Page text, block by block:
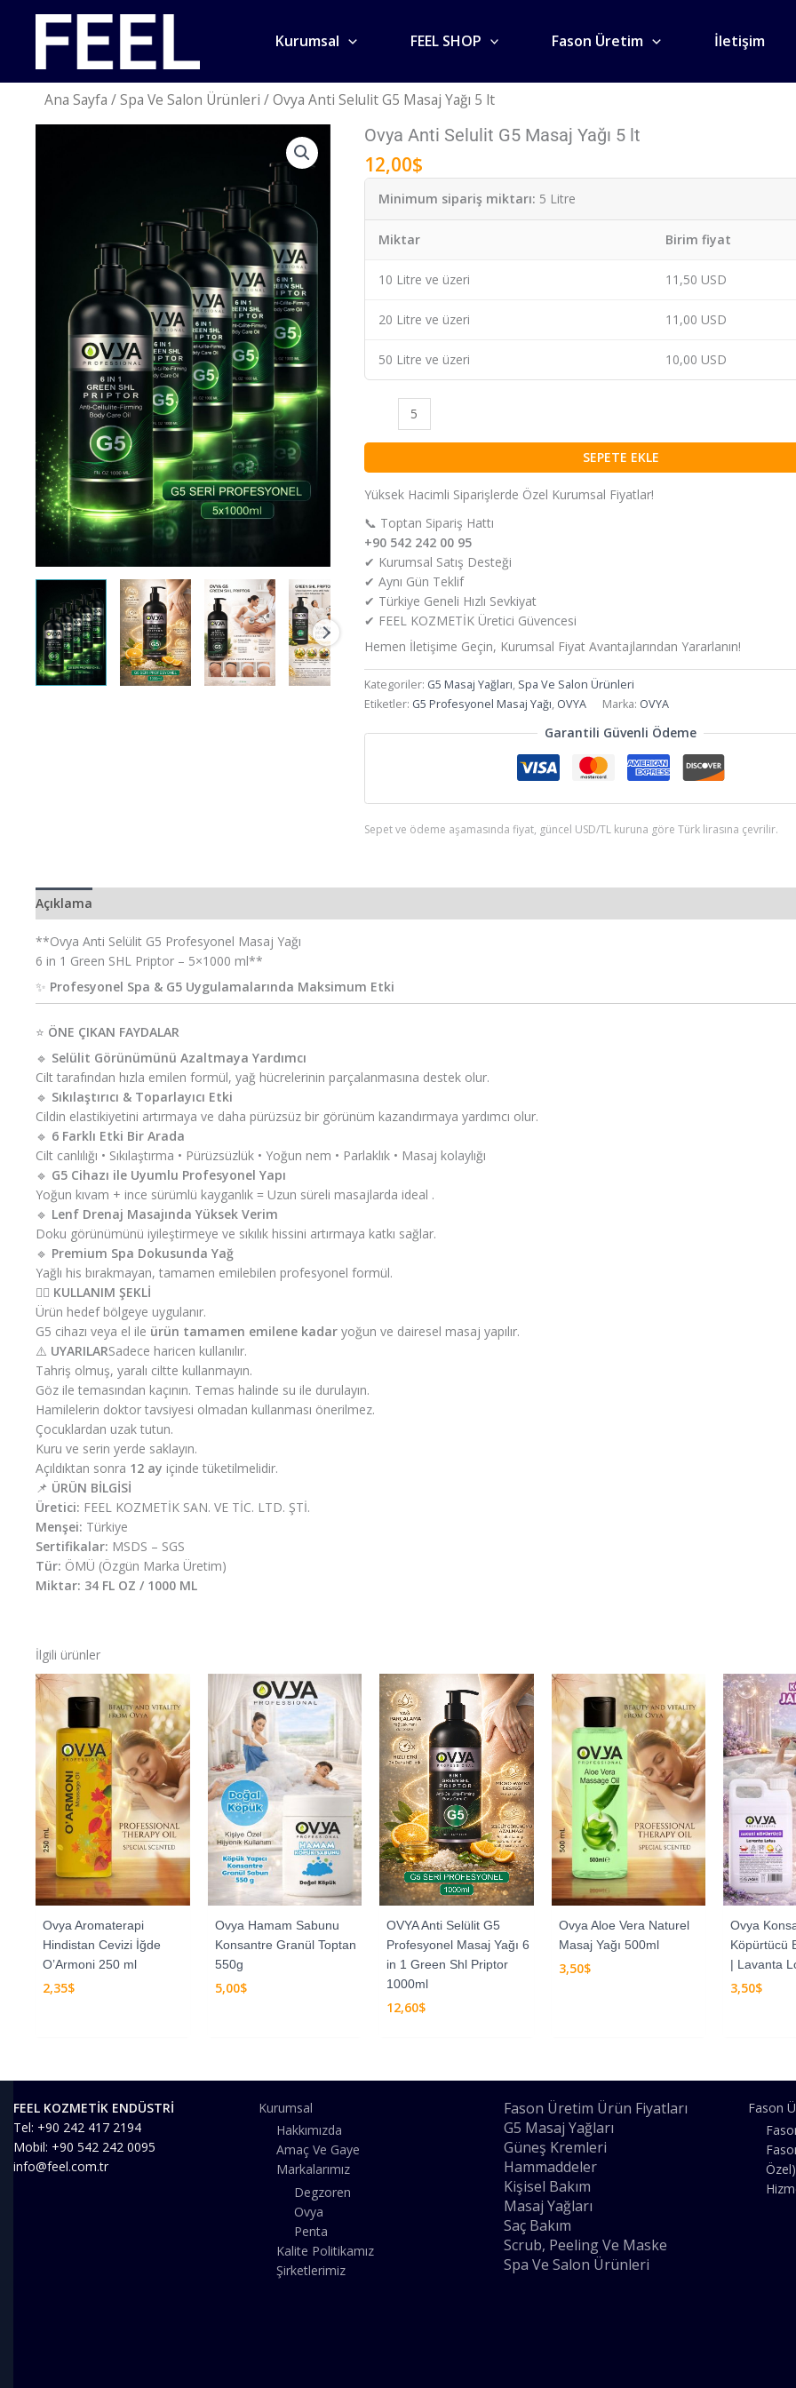
Kurumsal FEEL SHOP Fason Üretim İletişim
Ana Sayfa /Spa Ve Salon Ürünleri / Ovya Anti Selulit G5 Masaj Yağı 5 lt
Ovya Anti Selulit G5 Masaj Yağı 5 lt
12,00$
Minimum sipariş miktarı: 5 Litre
Miktar Birim fiyat
10 Litre ve üzeri 11,50 USD
20 Litre ve üzeri 11,00 USD
50 Litre ve üzeri 10,00 USD
Ovya
Selulit
adet
SEPETE EKLE
Yüksek Hacimli Siparişlerde Özel Kurumsal Fiyatlar!
📞 Toptan Sipariş Hattı
+90 542 242 00 95
✔ Kurumsal Satış Desteği
✔ Aynı Gün Teklif
✔ Türkiye Geneli Hızlı Sevkiyat
✔ FEEL KOZMETİK Üretici Güvencesi
Hemen İletişime Geçin, Kurumsal Fiyat Avantajlarından Yararlanın!
Kategoriler: G5 Masaj Yağları, Spa Ve Salon Ürünleri
Etiketler: G5 Profesyonel Masaj Yağı, OVYA Marka: OVYA
Garantili Güvenli Ödeme
Sepet ve ödeme aşamasında fiyat, güncel USD/TL kuruna göre Türk lirasına çevrilir.
Açıklama
**Ovya Anti Selülit G5 Profesyonel Masaj Yağı
6 in 1 Green SHL Priptor – 5×1000 ml**
✨ Profesyonel Spa & G5 Uygulamalarında Maksimum Etki
⭐ ÖNE ÇIKAN FAYDALAR
🔹 Selülit Görünümünü Azaltmaya Yardımcı
Cilt tarafından hızla emilen formül, yağ hücrelerinin parçalanmasına destek olur.
🔹 Sıkılaştırıcı & Toparlayıcı Etki
Cildin elastikiyetini artırmaya ve daha pürüzsüz bir görünüm kazandırmaya yardımcı olur.
🔹 6 Farklı Etki Bir Arada
Cilt canlılığı • Sıkılaştırma • Pürüzsüzlük • Yoğun nem • Parlaklık • Masaj kolaylığı
🔹 G5 Cihazı ile Uyumlu Profesyonel Yapı
Yoğun kıvam + ince sürümlü kayganlık = Uzun süreli masajlarda ideal .
🔹 Lenf Drenaj Masajında Yüksek Verim
Doku görünümünü iyileştirmeye ve sıkılık hissini artırmaya katkı sağlar.
🔹 Premium Spa Dokusunda Yağ
Yağlı his bırakmayan, tamamen emilebilen profesyonel formül.
💆‍♀️ KULLANIM ŞEKLİ
Ürün hedef bölgeye uygulanır.
G5 cihazı veya el ile ürün tamamen emilene kadar yoğun ve dairesel masaj yapılır.
⚠️ UYARILARSadece haricen kullanılır.
Tahriş olmuş, yaralı ciltte kullanmayın.
Göz ile temasından kaçının. Temas halinde su ile durulayın.
Hamilelerin doktor tavsiyesi olmadan kullanması önerilmez.
Çocuklardan uzak tutun.
Kuru ve serin yerde saklayın.
Açıldıktan sonra 12 ay içinde tüketilmelidir.
📌 ÜRÜN BİLGİSİ
Üretici: FEEL KOZMETİK SAN. VE TİC. LTD. ŞTİ.
Menşei: Türkiye
Sertifikalar: MSDS – SGS
Tür: ÖMÜ (Özgün Marka Üretim)
Miktar: 34 FL OZ / 1000 ML
İlgili ürünler
Ovya Aromaterapi
Hindistan Cevizi İğde
O’Armoni 250 ml
2,35$
Ovya Hamam Sabunu
Konsantre Granül Toptan
550g
5,00$
OVYA Anti Selülit G5
Profesyonel Masaj Yağı 6
in 1 Green Shl Priptor
1000ml
12,60$
Ovya Aloe Vera Naturel
Masaj Yağı 500ml
3,50$
Ovya
Köpürtücü
| Lavanta
3,50$
FEEL KOZMETİK ENDÜSTRİ
Tel: +90 242 417 2194
Mobil: +90 542 242 0095
info@feel.com.tr
Kurumsal
Hakkımızda
Amaç Ve Gaye
Markalarımız
Degzoren
Ovya
Penta
Kalite Politikamız
Şirketlerimiz
Fason Üretim Ürün Fiyatları
G5 Masaj Yağları
Güneş Kremleri
Hammaddeler
Kişisel Bakım
Masaj Yağları
Saç Bakım
Scrub, Peeling Ve Maske
Spa Ve Salon Ürünleri
Fason